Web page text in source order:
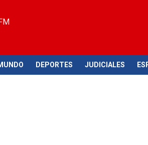
DEPORTES JUDICIALES